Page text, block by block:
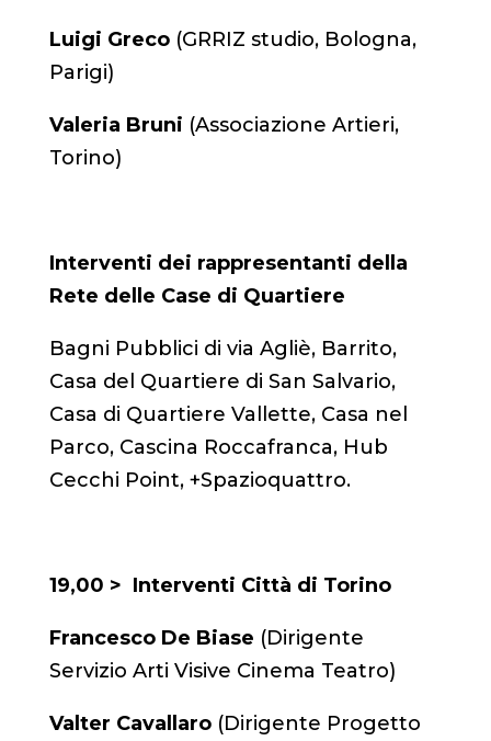
Luigi Greco(GRRIZ studio, Bologna,
Parigi)
Valeria Bruni (Associazione Artieri,
Torino)
Interventi dei rappresentanti della
Rete delle Case di Quartiere
Bagni Pubblici di via Agliè, Barrito,
Casa del Quartiere di San Salvario,
Casa di Quartiere Vallette, Casa nel
Parco, Cascina Roccafranca, Hub
Cecchi Point, +Spazioquattro.
19,00 > Interventi Città di Torino
Francesco De Biase (Dirigente
Servizio Arti Visive Cinema Teatro)
Valter Cavallaro(Dirigente Progetto